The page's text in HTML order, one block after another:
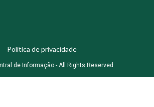
Política de privacidade
de Informação - All Rights Reserved